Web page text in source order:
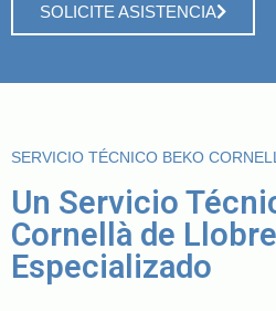
SOLICITE ASISTENCIA
SERVICIO TÉCNICO BEKO
Un Servicio
Cornellà de
Especializado